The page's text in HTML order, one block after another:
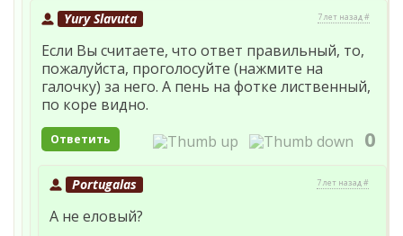
Yury Slavuta 7 лет назад #
Если Вы считаете, что ответ правильный, то,
пожалуйста, проголосуйте (нажмите на
галочку) за него. А пень на фотке лиственный,
по коре видно.
Ответить 0
Portugalas 7 лет назад #
А не еловый?